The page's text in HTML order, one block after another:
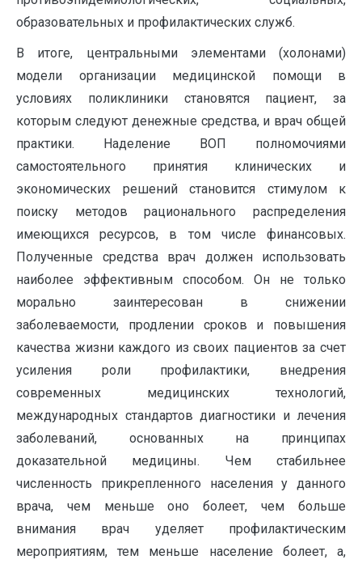
образовательных и профилактических служб.
В итоге, центральными элементами (холонами)
модели организации медицинской помощи в
условиях поликлиники становятся пациент, за
которым следуют денежные средства, и врач общей
практики. Наделение ВОП полномочиями
самостоятельного принятия клинических и
экономических решений становится стимулом к
поиску методов рационального распределения
имеющихся ресурсов, в том числе финансовых.
Полученные средства врач должен использовать
наиболее эффективным способом. Он не только
морально заинтересован в снижении
заболеваемости, продлении сроков и повышения
качества жизни каждого из своих пациентов за счет
усиления роли профилактики, внедрения
современных медицинских технологий,
международных стандартов диагностики и лечения
заболеваний, основанных на принципах
доказательной медицины. Чем стабильнее
численность прикрепленного населения у данного
врача, чем меньше оно болеет, чем больше
внимания врач уделяет профилактическим
мероприятиям, тем меньше население болеет, а,